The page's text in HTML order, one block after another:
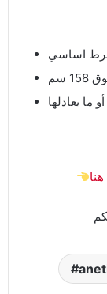
ما يعادلها